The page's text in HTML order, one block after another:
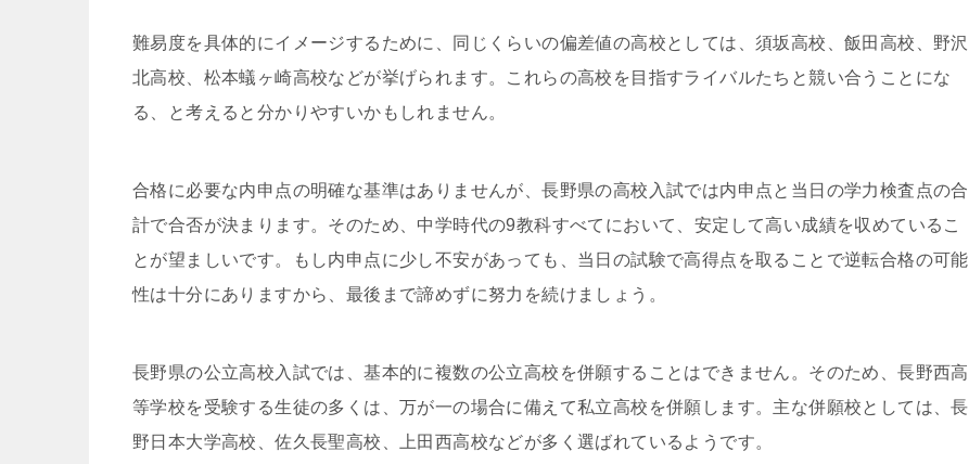
難易度を具体的にイメージするために、同じくらいの偏差値の高校としては、須坂高校、飯田高校、野沢
北高校、松本蟻ヶ崎高校などが挙げられます。これらの高校を目指すライバルたちと競い合うことにな
る、と考えると分かりやすいかもしれません。
合格に必要な内申点の明確な基準はありませんが、長野県の高校入試では内申点と当日の学力検査点の合
計で合否が決まります。そのため、中学時代の9教科すべてにおいて、安定して高い成績を収めているこ
とが望ましいです。もし内申点に少し不安があっても、当日の試験で高得点を取ることで逆転合格の可能
性は十分にありますから、最後まで諦めずに努力を続けましょう。
長野県の公立高校入試では、基本的に複数の公立高校を併願することはできません。そのため、長野西高
等学校を受験する生徒の多くは、万が一の場合に備えて私立高校を併願します。主な併願校としては、長
野日本大学高校、佐久長聖高校、上田西高校などが多く選ばれているようです。